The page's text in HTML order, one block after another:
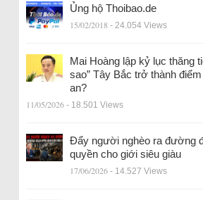
Ủng hộ Thoibao.de
15/02/2018 - 24.054 Views
Mai Hoàng lập kỷ lục thăng
sao” Tây Bắc trở thành
an?
11/05/2026 - 18.501 Views
Đẩy người nghèo ra đường
quyền cho giới siêu giàu
17/06/2026 - 14.527 Views